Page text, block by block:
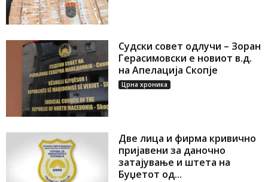
Судски совет одлучи – Зоран
Герасимовски е новиот в.д.
на Апелација Скопје
Црна хроника
Две лица и фирма кривично
пријавени за даночно
затајување и штета на
Буџетот од...